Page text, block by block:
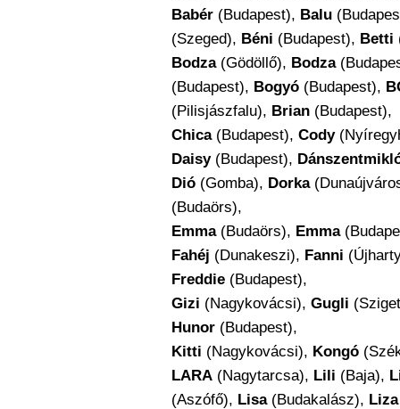
Babér(Budapest), Balu
(Szeged), Béni (Budapest), Betti
Bodza(Gödöllő), Bodza
(Budapest), Bogyó(Budapest),
(Pilisjászfalu), Brian(Budapest),
Chica(Budapest), Cody
Daisy(Budapest),
Dió(Gomba), Dorka
(Budaörs),
Emma(Budaörs), Emma
Fahéj (Dunakeszi), Fanni
Freddie(Budapest),
Gizi (Nagykovácsi), Gugli
Hunor(Budapest),
Kitti (Nagykovácsi), Kongó
LARA(Nagytarcsa), Lili (Baja),
(Aszófő), Lisa(Budakalász), Liza